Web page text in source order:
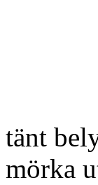
tänt
mörka